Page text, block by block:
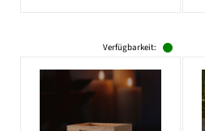
Verfügbarkeit: